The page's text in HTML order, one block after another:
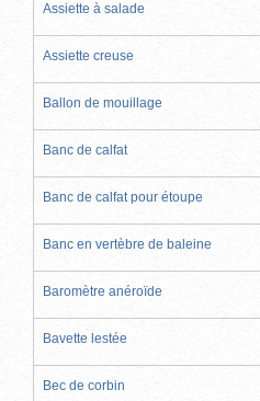
Assiette à salade
Assiette creuse
Ballon de mouillage
Banc de calfat
Banc de calfat pour étoupe
Banc en vertèbre de baleine
Baromètre anéroïde
Bavette lestée
Bec de corbin